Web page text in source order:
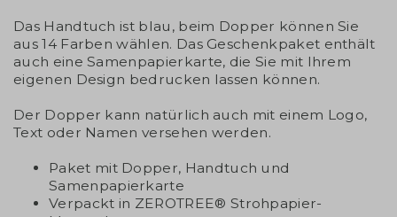
Das Handtuch ist blau, beim Dopper können Sie
aus 14 Farben wählen. Das Geschenkpaket enthält
auch eine Samenpapierkarte, die Sie mit Ihrem
eigenen Design bedrucken lassen können.
Der Dopper kann natürlich auch mit einem Logo,
Text oder Namen versehen werden.
Paket mit Dopper, Handtuch und
Samenpapierkarte
Verpackt in ZEROTREE® Strohpapier-